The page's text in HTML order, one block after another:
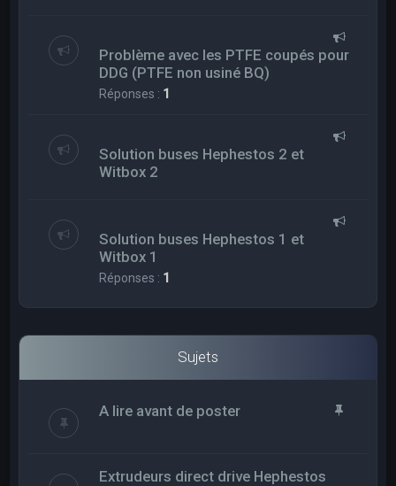
Problème avec les PTFE coupés pour
DDG (PTFE non usiné BQ)
Réponses : 1
Solution buses Hephestos 2 et
Witbox 2
Solution buses Hephestos 1 et
Witbox 1
Réponses : 1
Sujets
A lire avant de poster
Extrudeurs direct drive Hephestos